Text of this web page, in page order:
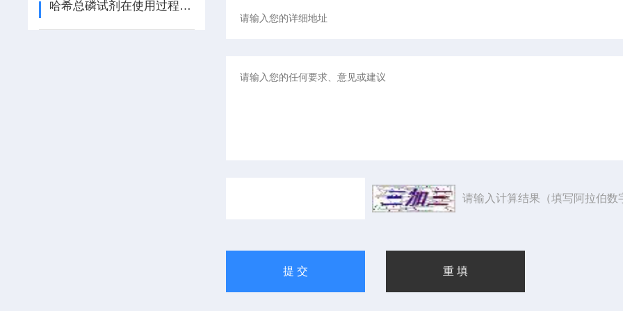
哈希总磷试剂在使用过程中的常见问题相应解决方法分享
请输入计算结果（填写阿拉伯数